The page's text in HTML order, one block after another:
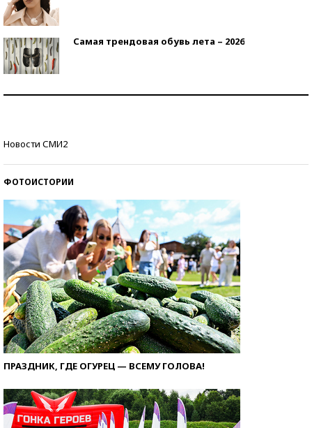
Самая трендовая обувь лета – 2026
Новости СМИ2
ФОТОИСТОРИИ
ПРАЗДНИК, ГДЕ ОГУРЕЦ — ВСЕМУ ГОЛОВА!